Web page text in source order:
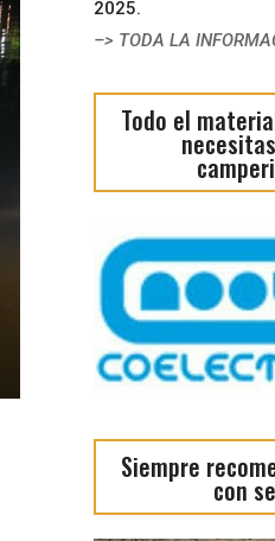
2025.
–> TODA LA
Todo el
Siempre
con